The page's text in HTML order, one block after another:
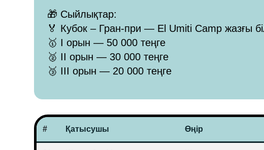
🎁 Сыйлықтар:
🏅 Кубок – Гран-при — El Umiti Camp жазғы
🥇 I орын — 50 000 теңге
🥈 II орын — 30 000 теңге
🥉 III орын — 20 000 теңге
# Қатысушы Өңір